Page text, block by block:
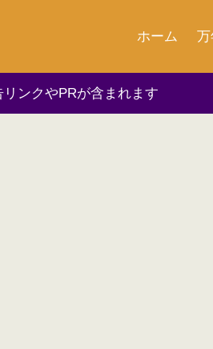
ホーム
ンクやPRが含まれます